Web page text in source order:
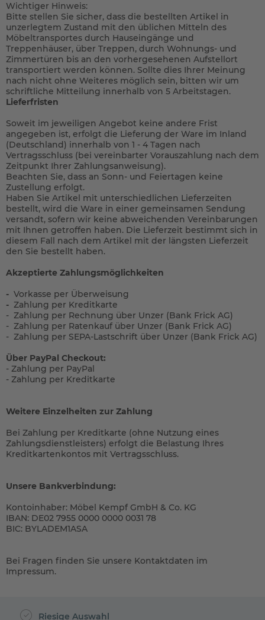
Wichtiger Hinweis:
Bitte stellen Sie sicher, dass die bestellten Artikel in
unzerlegtem Zustand mit den üblichen Mitteln des
Möbeltransportes durch Hauseingänge und
Treppenhäuser, über Treppen, durch Wohnungs- und
Zimmertüren bis an den vorhergesehenen Aufstellort
transportiert werden können. Sollte dies Ihrer Meinung
nach nicht ohne Weiteres möglich sein, bitten wir um
schriftliche Mitteilung innerhalb von 5 Arbeitstagen.
Lieferfristen
Soweit im jeweiligen Angebot keine andere Frist
angegeben ist, erfolgt die Lieferung der Ware im Inland
(Deutschland) innerhalb von 1 - 4 Tagen nach
Vertragsschluss (bei vereinbarter Vorauszahlung nach dem
Zeitpunkt Ihrer Zahlungsanweisung).
Beachten Sie, dass an Sonn- und Feiertagen keine
Zustellung erfolgt.
Haben Sie Artikel mit unterschiedlichen Lieferzeiten
bestellt, wird die Ware in einer gemeinsamen Sendung
versandt, sofern wir keine abweichenden Vereinbarungen
mit Ihnen getroffen haben. Die Lieferzeit bestimmt sich in
diesem Fall nach dem Artikel mit der längsten Lieferzeit
den Sie bestellt haben.
Akzeptierte Zahlungsmöglichkeiten
- Vorkasse per Überweisung
- Zahlung per Kreditkarte
- Zahlung per Rechnung über Unzer (Bank Frick AG)
- Zahlung per Ratenkauf über Unzer (Bank Frick AG)
- Zahlung per SEPA-Lastschrift über Unzer (Bank Frick AG)
Über PayPal Checkout:
- Zahlung per PayPal
- Zahlung per Kreditkarte
Weitere Einzelheiten zur Zahlung
Bei Zahlung per Kreditkarte (ohne Nutzung eines
Zahlungsdienstleisters) erfolgt die Belastung Ihres
Kreditkartenkontos mit Vertragsschluss.
Unsere Bankverbindung:
Kontoinhaber: Möbel Kempf GmbH & Co. KG
IBAN: DE02 7955 0000 0000 0031 78
BIC: BYLADEM1ASA
Bei Fragen finden Sie unsere Kontaktdaten im
Impressum.
Riesige Auswahl